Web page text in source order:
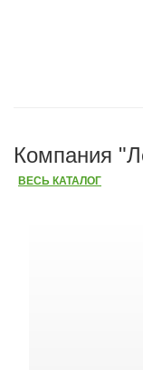
Компания
ВЕСЬ КАТАЛОГ